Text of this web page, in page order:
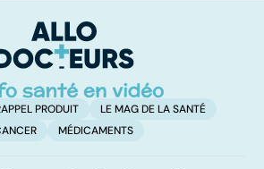
PRODUIT
LE MAG DE LA SANTÉ
MÉDICAMENTS